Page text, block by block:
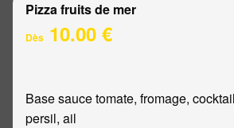
Pizza fruits de mer
Dès 10.00 €
Base sauce tomate, fromage,
persil, ail